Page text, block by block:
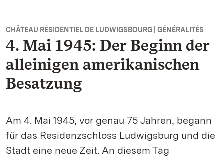
CHÂTEAU RÉSIDENTIEL DE LUDWIGSBOURG | GÉNÉRALITÉS
4. Mai 1945: Der Beginn der
alleinigen amerikanischen
Besatzung
Am 4. Mai 1945, vor genau 75 Jahren, begann
für das Residenzschloss Ludwigsburg und die
Stadt eine neue Zeit. An diesem Tag